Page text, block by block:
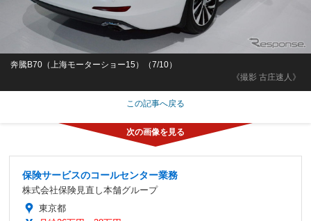
《撮影 古庄速人》
奔騰B70（上海モーターショー15）（7/10）
この記事へ戻る
保険サービスのコールセンター業務
株式会社保険見直し本舗グループ
東京都